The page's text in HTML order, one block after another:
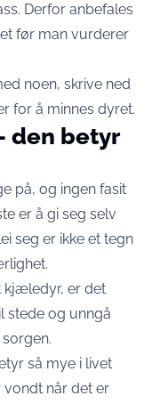
Derfor anbefales
før man vurderer
noen, skrive ned
for å minnes dyret.
den betyr
på, og ingen fasit
er å gi seg selv
seg er ikke et tegn
kjæledyr, er det
stede og unngå
så mye i livet
når det er